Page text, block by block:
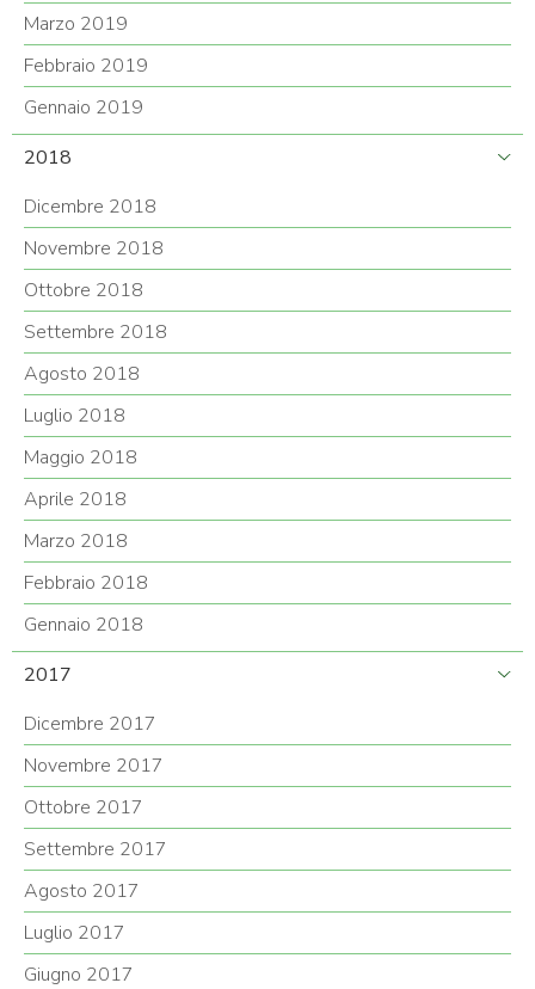
Marzo 2019
Febbraio 2019
Gennaio 2019
2018
Dicembre 2018
Novembre 2018
Ottobre 2018
Settembre 2018
Agosto 2018
Luglio 2018
Maggio 2018
Aprile 2018
Marzo 2018
Febbraio 2018
Gennaio 2018
2017
Dicembre 2017
Novembre 2017
Ottobre 2017
Settembre 2017
Agosto 2017
Luglio 2017
Giugno 2017